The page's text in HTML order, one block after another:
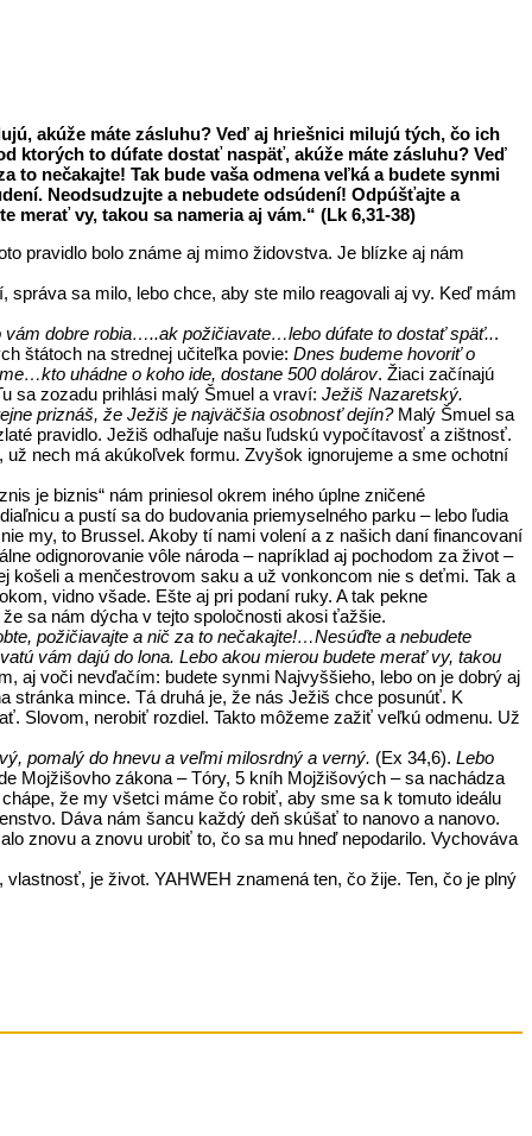
akúže máte zásluhu? Veď aj hriešnici milujú tých, čo ich
ktorých to dúfate dostať naspäť, akúže máte zásluhu? Veď
nečakajte! Tak bude vaša odmena veľká a budete synmi
Neodsudzujte a nebudete odsúdení! Odpúšťajte a
merať vy, takou sa nameria aj vám.“ (Lk 6,31-38)
pravidlo bolo známe aj mimo židovstva. Je blízke aj nám
sa milo, lebo chce, aby ste milo reagovali aj vy. Keď mám
dobre robia…..ak požičiavate…lebo dúfate to dostať späť...
štátoch na strednej učiteľka povie: Dnes budeme hovoriť o
uhádne o koho ide, dostane 500 dolárov. Žiaci začínajú
sa zozadu prihlási malý Šmuel a vraví: Ježiš Nazaretský.
priznáš, že Ježiš je najväčšia osobnosť dejín?Malý Šmuel sa
pravidlo. Ježiš odhaľuje našu ľudskú vypočítavosť a zištnosť.
nech má akúkoľvek formu. Zvyšok ignorujeme a sme ochotní
je biznis“ nám priniesol okrem iného úplne zničené
a pustí sa do budovania priemyselného parku – lebo ľudia
my, to Brussel. Akoby tí nami volení a z našich daní financovaní
odignorovanie vôle národa – napríklad aj pochodom za život –
košeli a menčestrovom saku a už vonkoncom nie s deťmi. Tak a
vidno všade. Ešte aj pri podaní ruky. A tak pekne
sa nám dýcha v tejto spoločnosti akosi ťažšie.
požičiavajte a nič za to nečakajte!…Nesúďte a nebudete
vám dajú do lona. Lebo akou mierou budete merať vy, takou
aj voči nevďačím: budete synmi Najvyššieho, lebo on je dobrý aj
stránka mince. Tá druhá je, že nás Ježiš chce posunúť. K
Slovom, nerobiť rozdiel. Takto môžeme zažiť veľkú odmenu. Už
pomalý do hnevu a veľmi milosrdný a verný. (Ex 34,6). Lebo
Mojžišovho zákona – Tóry, 5 kníh Mojžišových – sa nachádza
že my všetci máme čo robiť, aby sme sa k tomuto ideálu
Dáva nám šancu každý deň skúšať to nanovo a nanovo.
znovu a znovu urobiť to, čo sa mu hneď nepodarilo. Vychováva
je život. YAHWEH znamená ten, čo žije. Ten, čo je plný